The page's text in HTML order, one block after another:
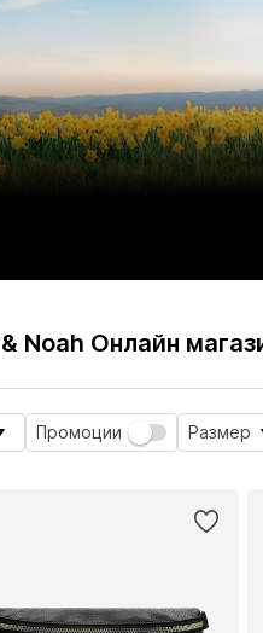
Noah Онлайн
Промоции Размер